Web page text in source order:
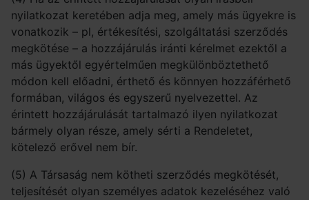
nyilatkozat keretében adja meg, amely más ügyekre is
vonatkozik – pl, értékesítési, szolgáltatási szerződés
megkötése – a hozzájárulás iránti kérelmet ezektől a
más ügyektől egyértelműen megkülönböztethető
módon kell előadni, érthető és könnyen hozzáférhető
formában, világos és egyszerű nyelvezettel. Az
érintett hozzájárulását tartalmazó ilyen nyilatkozat
bármely olyan része, amely sérti a Rendeletet,
kötelező erővel nem bír.
(5) A Társaság nem kötheti szerződés megkötését,
teljesítését olyan személyes adatok kezeléséhez való